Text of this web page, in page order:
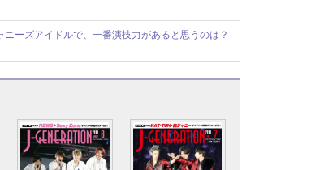
ーズアイドルで、一番演技力があると思うのは？